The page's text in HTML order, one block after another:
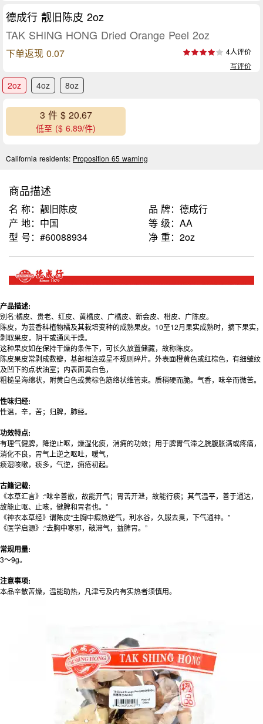
德成行 靓旧陈皮 2oz
TAK SHING HONG Dried Orange Peel 2oz
下单返现 0.07
4人评价
写评价
2oz 4oz 8oz
3 件 $ 20.67
低至 ($ 6.89/件)
California residents: Proposition 65 warning
商品描述
名 称：靓旧陈皮
品 牌：德成行
产 地：中国
等 级：AA
型 号：#60088934
净 重：2oz
产品描述:
别名:橘皮、贵老、红皮、黄橘皮、广橘皮、新会皮、柑皮、广陈皮。
陈皮，为芸香科植物橘及其栽培变种的成熟果皮。10至12月果实成熟时，摘下果实，
剥取果皮，阴干或通风干燥。
这种果皮如在保持干燥的条件下，可长久放置储藏，故称陈皮。
陈皮果皮常剥成数瓣，基部相连或呈不规则碎片。外表面橙黄色或红棕色，有细皱纹
及凹下的点状油室；内表面黄白色，
粗糙呈海绵状，附黄白色或黄棕色筋络状维管束。质稍硬而脆。气香，味辛而微苦。
性味归经:
性温，辛，苦；归脾，肺经。
功效特点:
有理气健脾，降逆止呕，燥湿化痰，消痈的功效；用于脾胃气滞之脘腹胀满或疼痛，
消化不良，胃气上逆之呕吐，嗳气，
痰湿咳嗽，痰多，气逆，痈疮初起。
古籍记载:
《本草汇言》:“味辛善散，故能开气；胃苦开泄，故能行痰；其气温平，善于通达，
故能止呕、止咳，健脾和胃者也。”
《神农本草经》谓陈皮“主胸中瘕热逆气，利水谷，久服去臭，下气通神。”
《医学启源》:“去胸中寒邪，破滞气，益脾胃。”
常规用量:
3～9g。
注意事项:
本品辛散苦燥，温能助热，凡津亏及内有实热者须慎用。